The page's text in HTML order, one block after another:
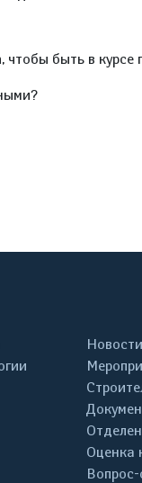
быть в курсе
Новости
Оценка
Вопрос-